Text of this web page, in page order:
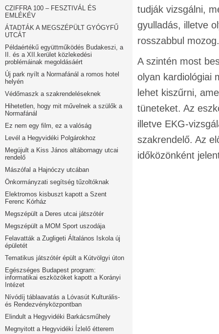
CZIFFRA 100 – FESZTIVÁL ÉS
EMLÉKÉV
ÁTADTÁK A MEGSZÉPÜLT GYÓGYFŰ
UTCÁT
Példaértékű együttműködés Budakeszi, a
II. és a XII.kerület közlekedési
problémáinak megoldásáért
Új park nyílt a Normafánál a romos hotel
helyén
Védőmaszk a szakrendeléseknek
Hihetetlen, hogy mit művelnek a szülők a
Normafánál
Ez nem egy film, ez a valóság
Levél a Hegyvidéki Polgárokhoz
Megújult a Kiss János altábornagy utcai
rendelő
Mászófal a Hajnóczy utcában
Önkormányzati segítség tűzoltóknak
Elektromos kisbuszt kapott a Szent
Ferenc Kórház
Megszépült a Deres utcai játszótér
Megszépült a MOM Sport uszodája
Felavatták a Zugligeti Általános Iskola új
épületét
Tematikus játszótér épült a Kútvölgyi úton
Egészséges Budapest program:
informatikai eszközöket kapott a Korányi
Intézet
Nívódíj táblaavatás a Lóvasút Kulturális-
és Rendezvényközpontban
Elindult a Hegyvidéki Barkácsműhely
Megnyitott a Hegyvidéki Ízlelő étterem
tudják vizsgálni,
gyulladás, illetve
rosszabbul
A szintén most
olyan kardiológiai
lehet kiszűrni,
tüneteket. Az
illetve EKG-
szakrendelő. Az
időközönként